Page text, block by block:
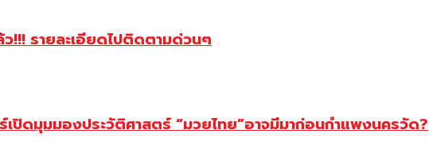
!!! รายละเอียดไปติดตามด่วนๆ
ปิดมุมมองประวัติศาสตร์ “มวยไทย”อาจมีมาก่อนกำแพงนครวัด?